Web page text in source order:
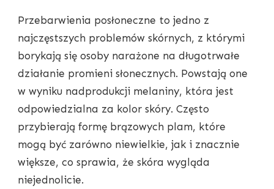
Przebarwienia posłoneczne to jedno z
najczęstszych problemów skórnych, z którymi
borykają się osoby narażone na długotrwałe
działanie promieni słonecznych. Powstają one
w wyniku nadprodukcji melaniny, która jest
odpowiedzialna za kolor skóry. Często
przybierają formę brązowych plam, które
mogą być zarówno niewielkie, jak i znacznie
większe, co sprawia, że skóra wygląda
niejednolicie.